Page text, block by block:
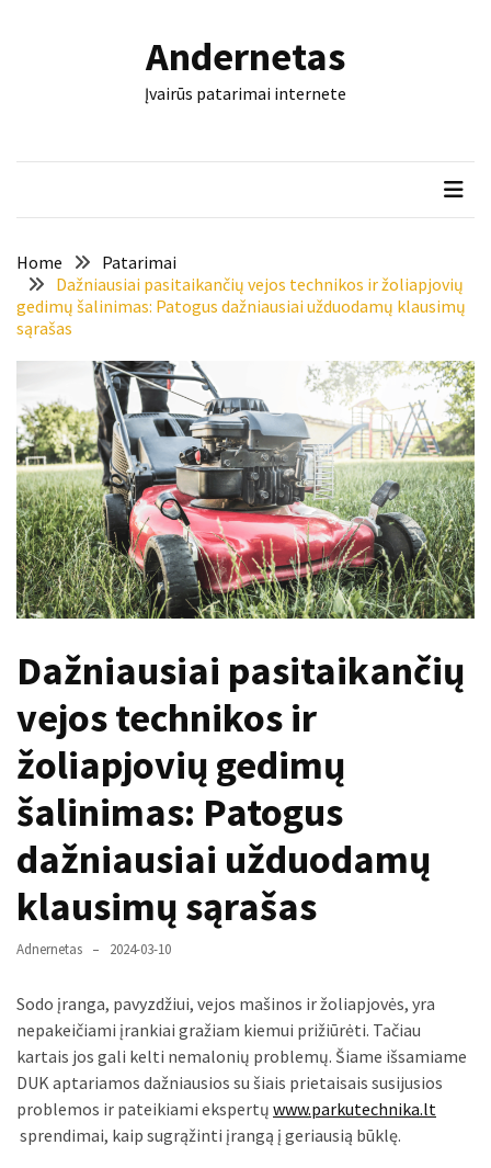
trinkelės
tarnaus
dešimtmečius
vertimas
dokumentai:
keli
paplitę
mitai
Reduktorius
dujų
maža
kurios
svarbos
nereikėtų
nuvertinti
Trys
pakeistos
detalės,
bildesys
kaip
atpažinti,
kad
gedimo
niekas
neieškojo
Andernetas
Įvairūs patarimai internete
Home
Patarimai
Dažniausiai pasitaikančių vejos technikos ir žoliapjovių
gedimų šalinimas: Patogus dažniausiai užduodamų klausimų
sąrašas
Dažniausiai pasitaikančių
vejos technikos ir
žoliapjovių gedimų
šalinimas: Patogus
dažniausiai užduodamų
klausimų sąrašas
Adnernetas 2024-03-10
Sodo įranga, pavyzdžiui, vejos mašinos ir žoliapjovės, yra
nepakeičiami įrankiai gražiam kiemui prižiūrėti. Tačiau
kartais jos gali kelti nemalonių problemų. Šiame išsamiame
DUK aptariamos dažniausios su šiais prietaisais susijusios
problemos ir pateikiami ekspertų www.parkutechnika.lt
sprendimai, kaip sugrąžinti įrangą į geriausią būklę.